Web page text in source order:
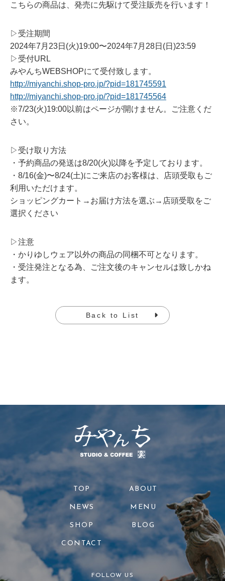
こちらの商品は、発売に先駆けて受注販売を行います！
▷受注期間
2024年7月23日(火)19:00〜2024年7月28日(日)23:59
▷受付URL
みやんちWEBSHOPにて受付致します。
http://miyanchi.shop-pro.jp/?pid=181745591
http://miyanchi.shop-pro.jp/?pid=181745564
※7/23(火)19:00以前はページが開けません。ご注意くだ
さい。
▷受け取り方法
・予約商品の発送は8/20(火)以降を予定しております。
・8/16(金)〜8/24(土)にご来店のお客様は、店頭受取もご
利用いただけます。
ショッピングカート→お届け方法を選ぶ→店頭受取をご
選択ください
▷注意
・かりゆしウェア以外の商品の同梱不可となります。
・受注発注となる為、ご注文後のキャンセルは致しかね
ます。
Back to List
TOP ABOUT
NEWS MENU
SHOP BLOG
CONTACT
FOLLOW US